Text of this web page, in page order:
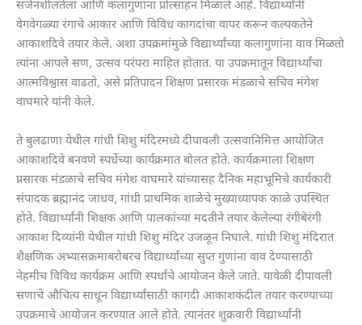
सर्जनशीलतेला आणि कलागुणांना प्रोत्साहन मिळाले आहे. विद्यार्थ्यांनी
वेगवेगळ्या रंगाचे आकार आणि विविध कागदांचा वापर करून कल्पकतेने
आकाशदिवे तयार केले. अशा उपक्रमांमुळे विद्यार्थ्यांच्या कलागुणांना वाव मिळतो
त्यांना आपले सण, उत्सव परंपरा माहित होतात. या उपक्रमातून विद्यार्थ्यांचा
आत्मविश्वास वाढतो, असे प्रतिपादन शिक्षण प्रसारक मंडळाचे सचिव मंगेश
वाघमारे यांनी केले.
ते बुलढाणा येथील गांधी शिशु मंदिरमध्ये दीपावली उत्सवानिमित्त आयोजित
आकाशदिवे बनवणे स्पर्धेच्या कार्यक्रमात बोलत होते. कार्यक्रमाला शिक्षण
प्रसारक मंडळाचे सचिव मंगेश वाघमारे यांच्यासह दैनिक महाभूमिचे कार्यकारी
संपादक ब्रह्मानंद जाधव, गांधी प्राथमिक शाळेचे मुख्याध्यापक काळे उपस्थित
होते. विद्यार्थ्यांनी शिक्षक आणि पालकांच्या मदतीने तयार केलेल्या रंगीबेरंगी
आकाश दिव्यांनी येथील गांधी शिशु मंदिर उजळून निघाले. गांधी शिशु मंदिरात
शैक्षणिक अभ्यासक्रमाबरोबरच विद्यार्थ्यांच्या सुप्त गुणांना वाव देण्यासाठी
नेहमीच विविध कार्यक्रम आणि स्पर्धांचे आयोजन केले जाते. यावेळी दीपावली
सणाचे औचित्य साधून विद्यार्थ्यांसाठी कागदी आकाशकंदील तयार करण्याच्या
उपक्रमाचे आयोजन करण्यात आले होते. त्यानंतर शुक्रवारी विद्यार्थ्यांनी